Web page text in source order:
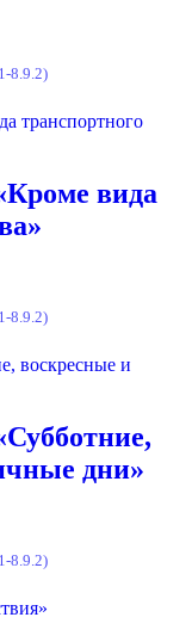
8.9.2)
вида
8.9.2)
дни»
8.9.2)